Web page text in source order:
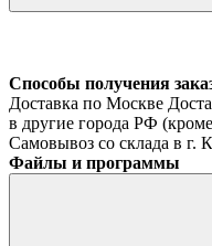
Способы получения
Доставка по Москве
в другие города РФ
Самовывоз со склада в г.
Файлы и программы